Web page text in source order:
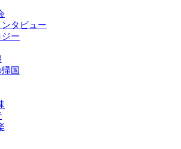
ンタビュー
ー
国